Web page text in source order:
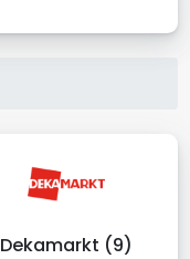
Dekamarkt (9)